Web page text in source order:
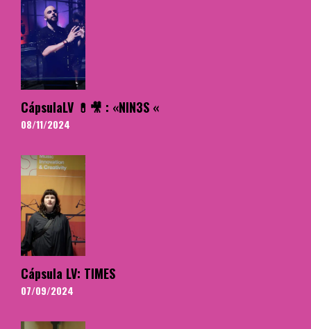
CápsulaLV 💊🎥 : «NIN3S «
08/11/2024
Cápsula LV: TIMES
07/09/2024